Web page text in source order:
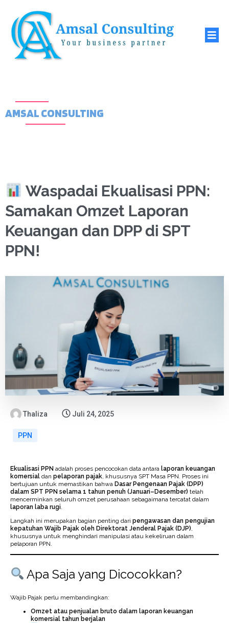
AMSAL CONSULTING
Waspadai Ekualisasi PPN:
Samakan Omzet Laporan
Keuangan dan DPP di SPT
PPN!
Thaliza Juli 24, 2025
PPN
Ekualisasi PPN adalah proses pencocokan data antara laporan keuangan
komersial dan pelaporan pajak , khususnya SPT Masa PPN. Proses ini
bertujuan untuk memastikan bahwa Dasar Pengenaan Pajak (DPP)
dalam SPT PPN selama 1 tahun penuh (Januari–Desember) telah
mencerminkan seluruh omzet perusahaan sebagaimana tercatat dalam
laporan laba rugi
Langkah ini merupakan bagian penting dari pengawasan dan pengujian
kepatuhan Wajib Pajak oleh Direktorat Jenderal Pajak (DJP)
khususnya untuk menghindari manipulasi atau kekeliruan dalam
pelaporan PPN.
Apa Saja yang Dicocokkan?
Wajib Pajak perlu membandingkan:
Omzet atau penjualan bruto dalam laporan keuangan
komersial tahun berjalan